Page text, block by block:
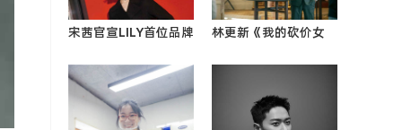
宋茜官宣LILY首位品牌
松的高级感0
林更新《我的砍价女